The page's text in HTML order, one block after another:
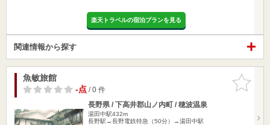
楽天トラベルの宿泊プランを見る
関連情報から探す
お気に入
りに追加
魚敏旅館
-点/ 0 件
長野県 / 下高井郡山ノ内町 / 穂波温泉
湯田中駅432m
長野駅→長野電鉄特急（50分）→湯田中駅